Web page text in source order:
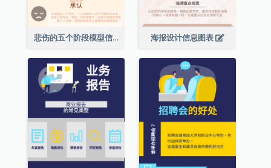
悲伤的五个阶段模型信息图表 海报设计信息图表